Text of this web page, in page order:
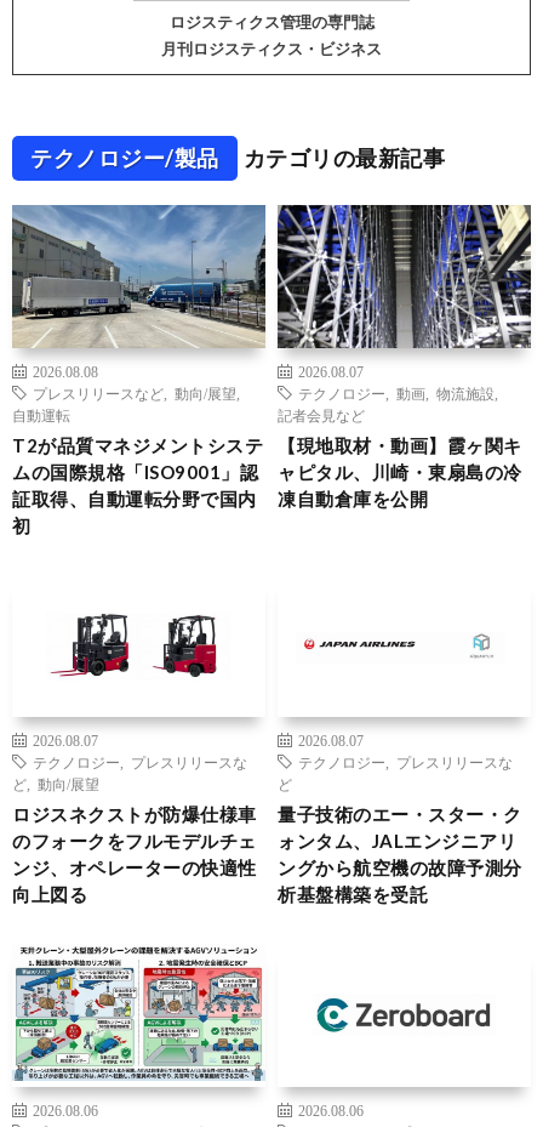
ロジスティクス管理の専門誌
月刊ロジスティクス・ビジネス
テクノロジー/製品 カテゴリの最新記事
2026.08.08
プレスリリースなど
動向/展望
自動運転
T2が品質マネジメントシステ
ムの国際規格「ISO9001」認
証取得、自動運転分野で国内
初
2026.08.07
テクノロジー
動画 物流施設
記者会見など
【現地取材・動画】霞ヶ関キ
ャピタル、川崎・東扇島の冷
凍自動倉庫を公開
2026.08.07
テクノロジー
プレスリリースな
ど
動向/展望
ロジスネクストが防爆仕様車
のフォークをフルモデルチェ
ンジ、オペレーターの快適性
向上図る
2026.08.07
テクノロジー
プレスリリースな
ど
量子技術のエー・スター・ク
ォンタム、JALエンジニアリ
ングから航空機の故障予測分
析基盤構築を受託
2026.08.06
2026.08.06